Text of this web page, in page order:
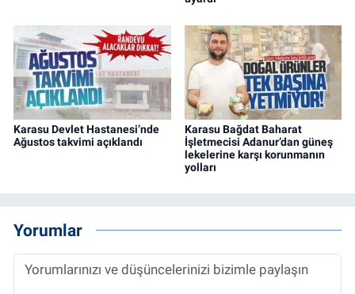
Karasu Devlet Hastanesi’nde
Ağustos takvimi açıklandı
Karasu Bağdat Baharat
İşletmecisi Adanur’dan güneş
lekelerine karşı korunmanın
yolları
Yorumlar